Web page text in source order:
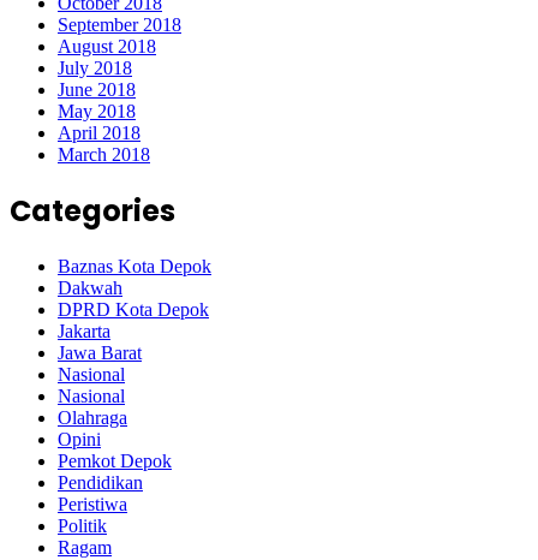
September 2018
August 2018
July 2018
June 2018
May 2018
April 2018
March 2018
Categories
Baznas Kota Depok
Dakwah
DPRD Kota Depok
Jakarta
Jawa Barat
Nasional
Nasional
Olahraga
Opini
Pemkot Depok
Pendidikan
Peristiwa
Politik
Ragam